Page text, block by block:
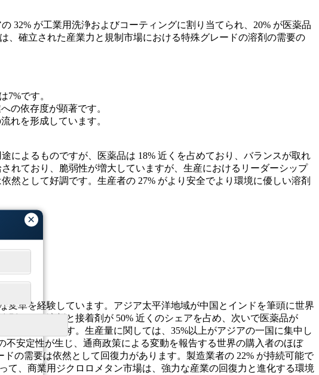
×
32% が工業用洗浄およびコーティングに割り当てられ、20% が医薬品
、確立された産業力と規制市場における特殊グレードの溶剤の需要の
7%です。
の依存度が顕著です。
れを形成しています。
によるものですが、医薬品は 18% 近くを占めており、バランスが取れ
れており、脆弱性が増大していますが、生産におけるリーダーシップ
然として好調です。生産者の 27% がより安全でより環境に優しい溶剤
革を経験しています。アジア太平洋地域が中国とインドを筆頭に世界
では、溶剤と接着剤が 50% 近くのシェアを占め、次いで医薬品が
5% を占めます。生産量に関しては、35%以上がアジアの一国に集中し
安定性が生じ、通商政策による変動を報告する世界の購入者のほぼ
の需要は依然として回復力があります。製造業者の 22% が持続可能で
、商業用ジクロロメタン市場は、強力な産業の回復力と進化する環境